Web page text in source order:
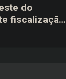
do
fiscalização